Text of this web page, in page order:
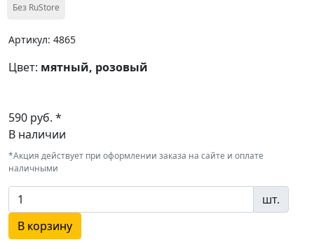
Без RuStore
Артикул: 4865
Цвет: мятный, розовый
590 руб. *
В наличии
*Акция действует при оформлении заказа на сайте и оплате
наличными
шт.
В корзину